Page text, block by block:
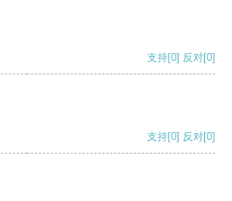
支持[0] 反对[0]
支持[0] 反对[0]